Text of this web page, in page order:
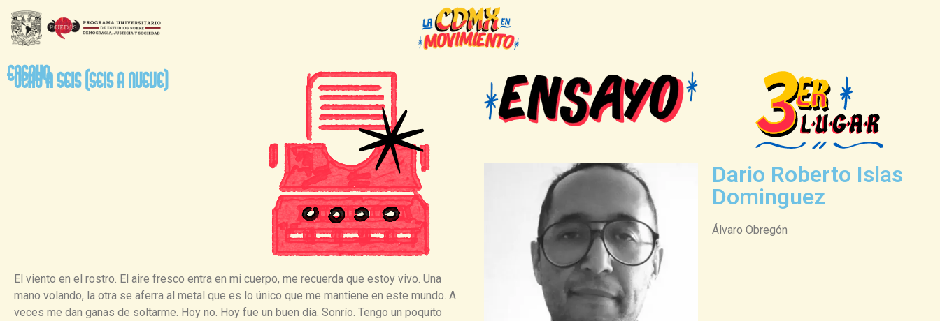
Ensayo
Ocho a seis (seis a nueve)
El viento en el rostro. El aire fresco entra en mi cuerpo, me recuerda que estoy vivo. Una
mano volando, la otra se aferra al metal que es lo único que me mantiene en este mundo. A
veces me dan ganas de soltarme. Hoy no. Hoy fue un buen día. Sonrío. Tengo un poquito
Dario Roberto Islas
Dominguez
Álvaro Obregón